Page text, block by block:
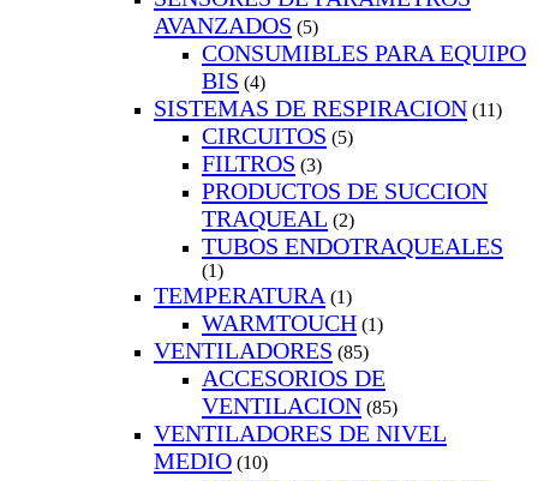
AVANZADOS (5)
CONSUMIBLES PARA EQUIPO
BIS (4)
SISTEMAS DE RESPIRACION (11)
CIRCUITOS (5)
FILTROS (3)
PRODUCTOS DE SUCCION
TRAQUEAL (2)
TUBOS ENDOTRAQUEALES
(1)
TEMPERATURA (1)
WARMTOUCH (1)
VENTILADORES (85)
ACCESORIOS DE
VENTILACION (85)
VENTILADORES DE NIVEL
MEDIO (10)